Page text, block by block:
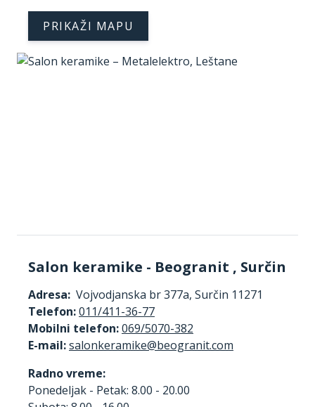
PRIKAŽI MAPU
Salon keramike - Beogranit , Surčin
Adresa: Vojvodjanska br 377a, Surčin 11271
Telefon:011/411-36-77
Mobilni telefon:069/5070-382
E-mail:
Radno vreme:
Ponedeljak - Petak: 8.00 - 20.00